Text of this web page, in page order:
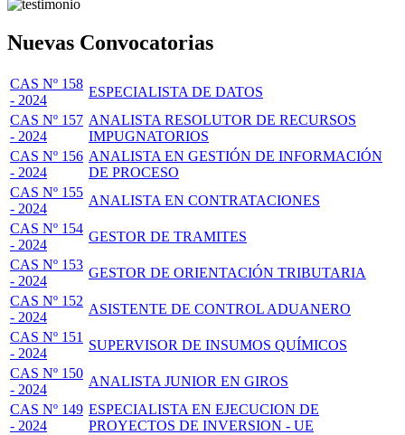
Nuevas Convocatorias
CAS Nº 158
- 2024
ESPECIALISTA DE DATOS
CAS Nº 157
- 2024
ANALISTA RESOLUTOR DE RECURSOS
IMPUGNATORIOS
CAS Nº 156
- 2024
ANALISTA EN GESTIÓN DE INFORMACIÓN
DE PROCESO
CAS Nº 155
- 2024
ANALISTA EN CONTRATACIONES
CAS Nº 154
- 2024
GESTOR DE TRAMITES
CAS Nº 153
- 2024
GESTOR DE ORIENTACIÓN TRIBUTARIA
CAS Nº 152
- 2024
ASISTENTE DE CONTROL ADUANERO
CAS Nº 151
- 2024
SUPERVISOR DE INSUMOS QUÍMICOS
CAS Nº 150
- 2024
ANALISTA JUNIOR EN GIROS
CAS Nº 149
- 2024
ESPECIALISTA EN EJECUCION DE
PROYECTOS DE INVERSION - UE